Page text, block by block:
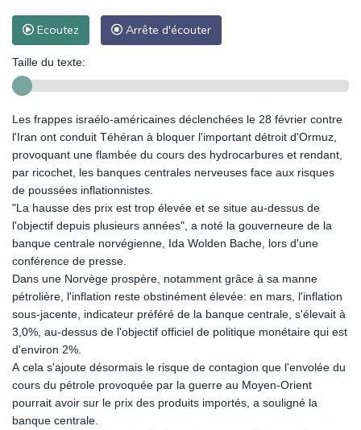
Ecoutez Arrête d'écouter
Taille du texte:
Les frappes israélo-américaines déclenchées le 28 février contre
l'Iran ont conduit Téhéran à bloquer l'important détroit d'Ormuz,
provoquant une flambée du cours des hydrocarbures et rendant,
par ricochet, les banques centrales nerveuses face aux risques
de poussées inflationnistes.
"La hausse des prix est trop élevée et se situe au-dessus de
l'objectif depuis plusieurs années", a noté la gouverneure de la
banque centrale norvégienne, Ida Wolden Bache, lors d'une
conférence de presse.
Dans une Norvège prospère, notamment grâce à sa manne
pétrolière, l'inflation reste obstinément élevée: en mars, l'inflation
sous-jacente, indicateur préféré de la banque centrale, s'élevait à
3,0%, au-dessus de l'objectif officiel de politique monétaire qui est
d'environ 2%.
A cela s'ajoute désormais le risque de contagion que l'envolée du
cours du pétrole provoquée par la guerre au Moyen-Orient
pourrait avoir sur le prix des produits importés, a souligné la
banque centrale.